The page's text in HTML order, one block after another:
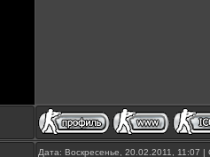
Дата: Воскресенье, 20.02.2011, 11:07